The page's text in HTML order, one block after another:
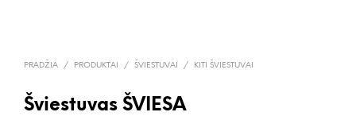
PRADŽIA / PRODUKTAI / ŠVIESTUVAI / KITI ŠVIESTUVAI
Šviestuvas ŠVIESA